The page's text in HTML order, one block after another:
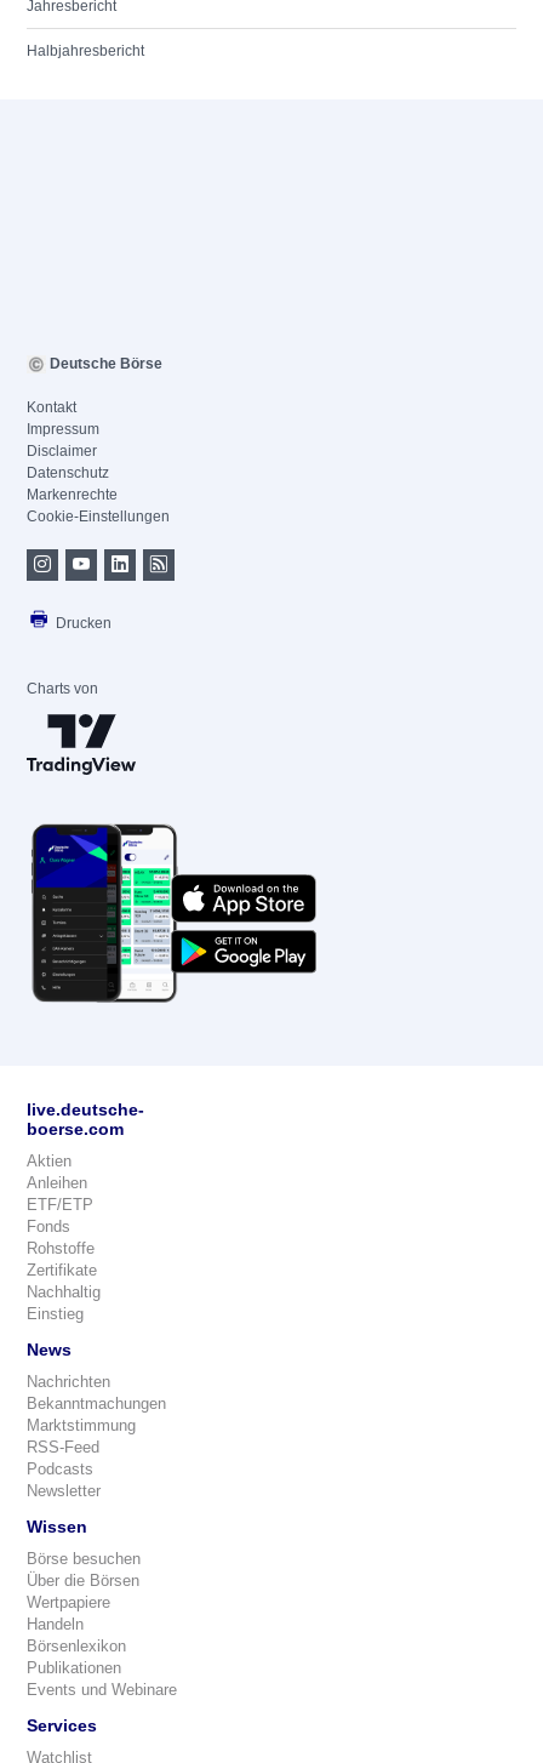
Jahresbericht
Halbjahresbericht
Deutsche Börse
Kontakt
Impressum
Disclaimer
Datenschutz
Markenrechte
Cookie-Einstellungen
Drucken
Charts von
live.deutsche-
boerse.com
Aktien
Anleihen
ETF/ETP
Fonds
Rohstoffe
Zertifikate
Nachhaltig
Einstieg
News
Nachrichten
Bekanntmachungen
Marktstimmung
RSS-Feed
Podcasts
Newsletter
Wissen
Börse besuchen
Über die Börsen
Wertpapiere
Handeln
Börsenlexikon
Publikationen
Events und Webinare
Services
Watchlist